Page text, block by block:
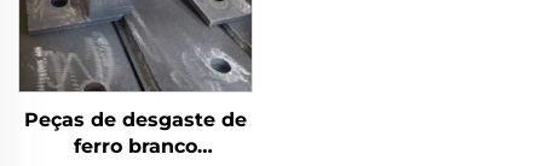
Peças de desgaste de
ferro branco